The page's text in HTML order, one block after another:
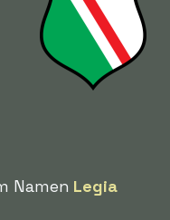
Namen Legia